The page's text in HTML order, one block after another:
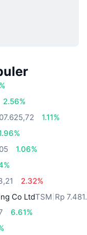
2.56%
1.11%
1.06%
2.32%
Co LtdTSM Rp
6.61%